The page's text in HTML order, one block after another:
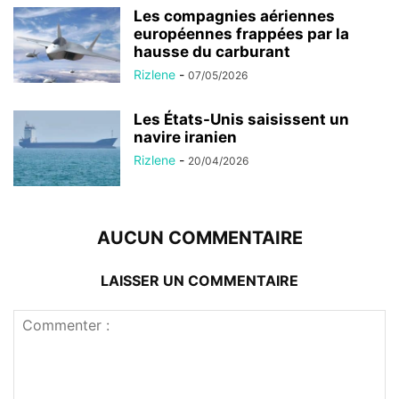
Les compagnies aériennes
européennes frappées par la
hausse du carburant
Rizlene - 07/05/2026
Les États-Unis saisissent un
navire iranien
Rizlene - 20/04/2026
AUCUN COMMENTAIRE
LAISSER UN COMMENTAIRE